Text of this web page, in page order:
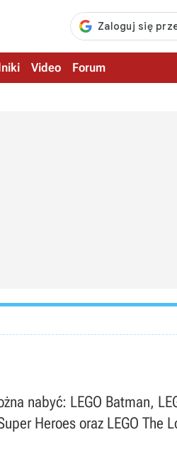
Video Forum
nabyć: LEGO Batman,
Heroes oraz LEGO The